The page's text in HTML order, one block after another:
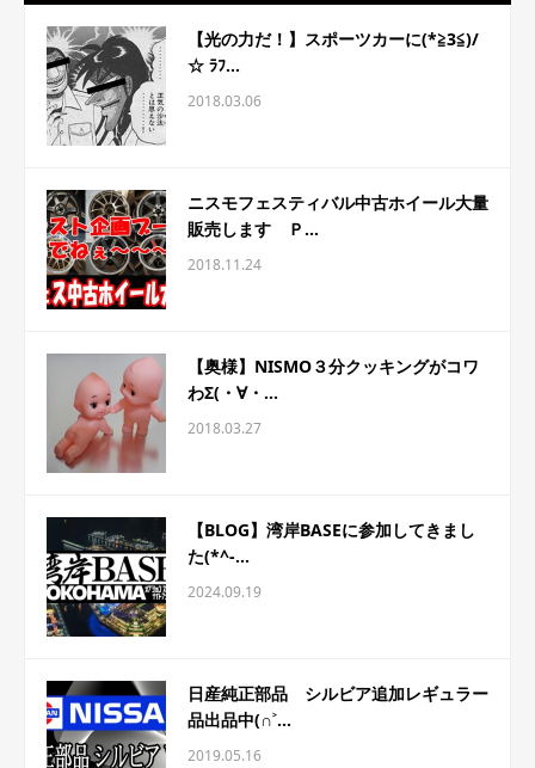
【光の力だ！】スポーツカーに(*≧3≦)/
☆ ﾗﾌ...
2018.03.06
ニスモフェスティバル中古ホイール大量
販売します Ｐ...
2018.11.24
【奥様】NISMO３分クッキングがコワ
わΣ(・∀・...
2018.03.27
【BLOG】湾岸BASEに参加してきまし
た(*^-...
2024.09.19
日産純正部品 シルビア追加レギュラー
品出品中(∩˃...
2019.05.16